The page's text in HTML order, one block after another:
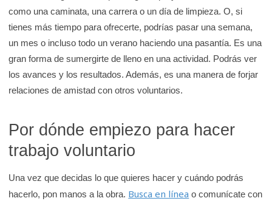
como una caminata, una carrera o un día de limpieza. O, si
tienes más tiempo para ofrecerte, podrías pasar una semana,
un mes o incluso todo un verano haciendo una pasantía. Es una
gran forma de sumergirte de lleno en una actividad. Podrás ver
los avances y los resultados. Además, es una manera de forjar
relaciones de amistad con otros voluntarios.
Por dónde empiezo para hacer
trabajo voluntario
Una vez que decidas lo que quieres hacer y cuándo podrás
hacerlo, pon manos a la obra. Busca en línea o comunícate con